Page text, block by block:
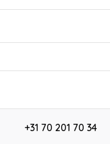
+31 70 201 70 34